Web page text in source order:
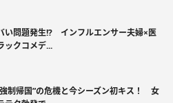
い問題発生!? インフルエンサー夫婦×医
ックコメデ...
制帰国”の危機と今シーズン初キス！ 女